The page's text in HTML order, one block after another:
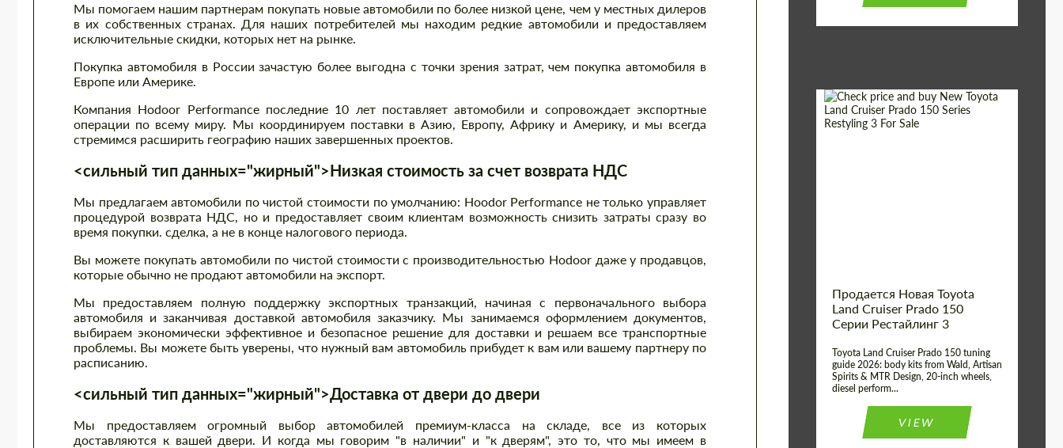
Мы помогаем нашим партнерам покупать новые автомобили по более низкой цене, чем у местных дилеров
в их собственных странах. Для наших потребителей мы находим редкие автомобили и предоставляем
исключительные скидки, которых нет на рынке.
Покупка автомобиля в России зачастую более выгодна с точки зрения затрат, чем покупка автомобиля в
Европе или Америке.
Компания Hodoor Performance последние 10 лет поставляет автомобили и сопровождает экспортные
операции по всему миру. Мы координируем поставки в Азию, Европу, Африку и Америку, и мы всегда
стремимся расширить географию наших завершенных проектов.
<сильный тип данных="жирный">Низкая стоимость за счет возврата НДС
Мы предлагаем автомобили по чистой стоимости по умолчанию: Hoodor Performance не только управляет
процедурой возврата НДС, но и предоставляет своим клиентам возможность снизить затраты сразу во
время покупки. сделка, а не в конце налогового периода.
Вы можете покупать автомобили по чистой стоимости с производительностью Hodoor даже у продавцов,
которые обычно не продают автомобили на экспорт.
Мы предоставляем полную поддержку экспортных транзакций, начиная с первоначального выбора
автомобиля и заканчивая доставкой автомобиля заказчику. Мы занимаемся оформлением документов,
выбираем экономически эффективное и безопасное решение для доставки и решаем все транспортные
проблемы. Вы можете быть уверены, что нужный вам автомобиль прибудет к вам или вашему партнеру по
расписанию.
<сильный тип данных="жирный">Доставка от двери до двери
Мы предоставляем огромный выбор автомобилей премиум-класса на складе, все из которых
доставляются к вашей двери. И когда мы говорим "в наличии" и "к дверям", это то, что мы имеем в
Продается Новая Toyota
Land Cruiser Prado 150
Серии Рестайлинг 3
Toyota Land Cruiser Prado 150 tuning
guide 2026: body kits from Wald, Artisan
Spirits & MTR Design, 20-inch wheels,
diesel perform...
VIEW
Please use this form to fill in some basic
Заказать обратный звонок